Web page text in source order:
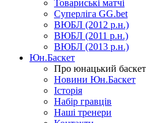
Товариські матчі
Суперліга GG.bet
ВЮБЛ (2012 р.н.)
ВЮБЛ (2011 р.н.)
ВЮБЛ (2013 р.н.)
Юн.Баскет
Про юнацький
Новини Юн.Баскет
Історія
Набір гравців
Наші тренери